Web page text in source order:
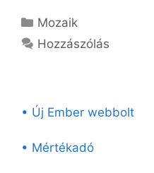
Kategória
Mozaik
Hozzászólás
• Új Ember webbolt
• Mértékadó